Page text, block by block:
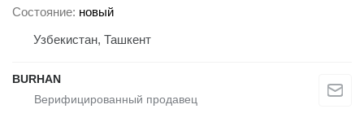
Состояние новый
Узбекистан, Ташкент
BURHAN